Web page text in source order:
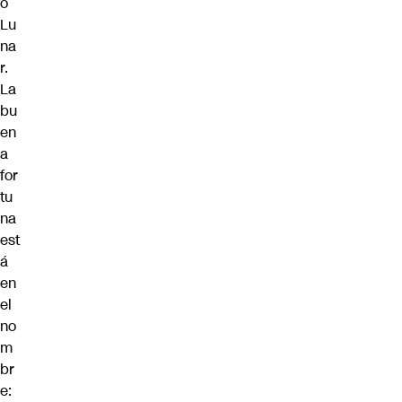
Lu
na
r.
La
bu
en
a
for
tu
na
est
á
en
el
no
m
br
e: